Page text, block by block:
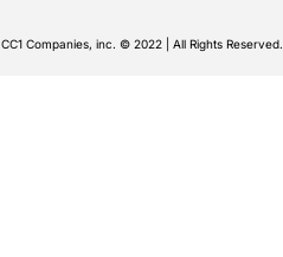
CC1 Companies, inc. © 2022 | All Rights Reserved.